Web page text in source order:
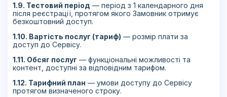
1.9. Тестовий період — період з 1 календарного дня
після реєстрації, протягом якого Замовник отримує
безкоштовний доступ.
1.10. Вартість послуг (тариф) — розмір плати за
доступ до Сервісу.
1.11. Обсяг послуг — функціональні можливості та
контент, доступні за відповідним тарифом.
1.12. Тарифний план — умови доступу до Сервісу
протягом визначеного строку.